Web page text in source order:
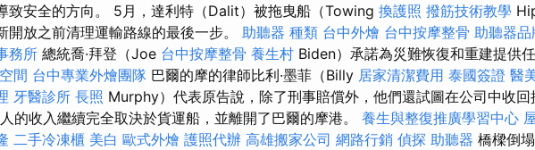
致安全的方向。 5月，達利特（Dalit）被拖曳船（Towing 換護照 撥筋技術教學
開放之前清理運輸路線的最後一步。 助聽器 種類 台中外燴 台中按摩整骨 助聽器品
務所 總統喬·拜登（Joe 台中按摩整骨 養生村 Biden）承諾為災難恢復和重建提供
空間 台中專業外燴團隊 巴爾的摩的律師比利·墨菲（Billy 居家清潔費用 泰國簽證 醫
牙醫診所 長照 Murphy）代表原告說，除了刑事賠償外，他們還試圖在公司中收回
的收入繼續完全取決於貨運船，並離開了巴爾的摩港。 養生與整復推廣學習中心
二手冷凍櫃 美白 歐式外燴 護照代辦 高雄搬家公司 網路行銷 偵探 助聽器 橋樑倒